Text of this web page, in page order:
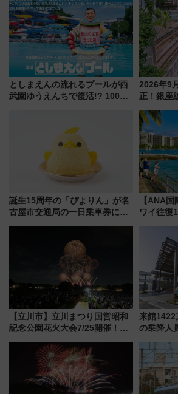
としまえんの流れるプールが西
武園ゆうえんちで復活!? 100周
沢へ遊びに行こう
2026年9
正！銀座
待
誕生15周年の「ぴよりん」が名
古屋市交通局の一日乗車券に！
【ANA
ワイ往復
来春の
ツ路線ま
【立川市】立川まつり国営昭和
記念公園花火大会7/25開催！
混雑に要注意、その理由は
来館1422
の乗降人
年祭にそ
マンが登